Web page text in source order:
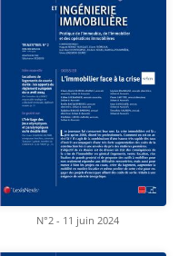
N°2 - 11 juin 2024